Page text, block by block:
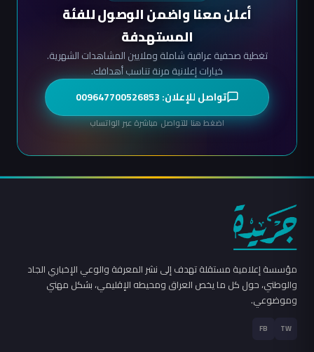
أعلن معنا واضمن الوصول للفئة
المستهدفة
تغطية صحفية عراقية شاملة وملايين المشاهدات الشهرية.
خيارات إعلانية مرنة تناسب أهدافك.
تواصل للإعلان: 009647700526853
اضغط هنا للتواصل مباشرة عبر الواتساب
مؤسسة إعلامية مستقلة تهدف إلى نشر المعرفة والوعي الإخباري الجاد
والوطني، حول كل ما يخص العراق ومحيطه الإقليمي، بشكل مهني
وموضوعي.
TW
FB